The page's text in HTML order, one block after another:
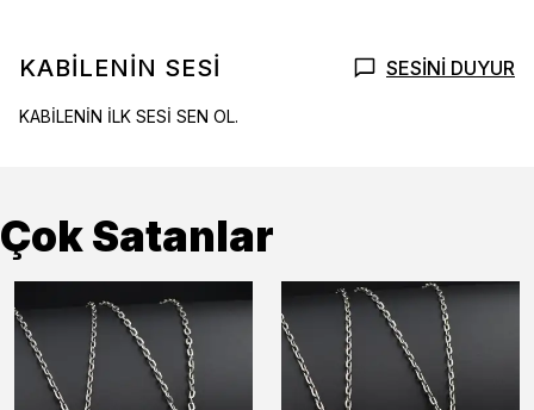
KABİLENİN SESİ SESİNİ DUYUR
KABİLENİN İLK SESİ SEN OL.
Çok Satanlar